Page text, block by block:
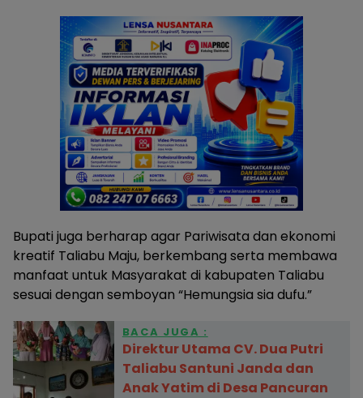
Bupati juga berharap agar Pariwisata dan ekonomi
kreatif Taliabu Maju, berkembang serta membawa
manfaat untuk Masyarakat di kabupaten Taliabu
sesuai dengan semboyan “Hemungsia sia dufu.”
BACA JUGA :
Direktur Utama CV. Dua Putri
Taliabu Santuni Janda dan
Anak Yatim di Desa Pancuran